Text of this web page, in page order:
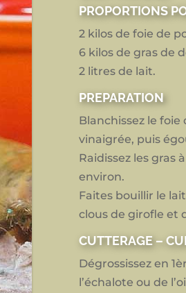
PROPORTIONS
2 kilos de foie de
6 kilos de gras de
2 litres de lait.
PREPARATION
Blanchissez le
vinaigrée, puis
Raidissez les gras
environ.
Faites bouillir le
clous de girofle et
CUTTERAGE –
Dégrossissez en
l’échalote ou de